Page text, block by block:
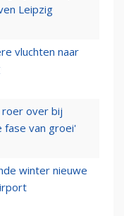
Leipzig
vluchten naar
roer over bij
fase van groei'
winter nieuwe